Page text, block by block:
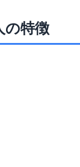
の特徴